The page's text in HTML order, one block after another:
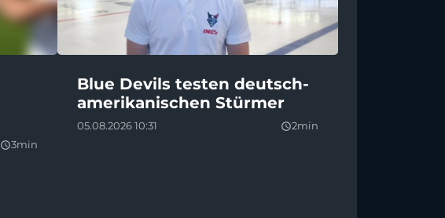
query_builder3min
Blue Devils testen deutsch-
amerikanischen Stürmer
05.08.2026 10:31 query_builder2min